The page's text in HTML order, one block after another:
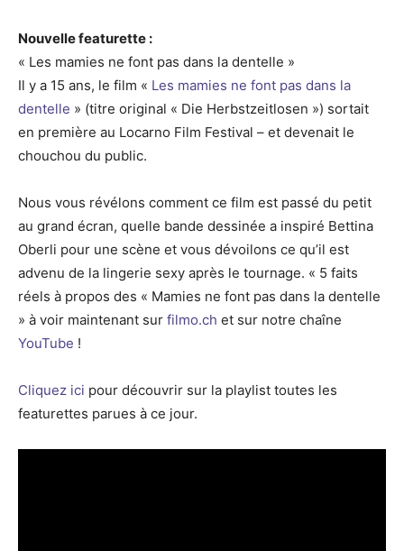
Nouvelle featurette :
« Les mamies ne font pas dans la dentelle »
Il y a 15 ans, le film « Les mamies ne font pas dans la
dentelle » (titre original « Die Herbstzeitlosen ») sortait
en première au Locarno Film Festival – et devenait le
chouchou du public.
Nous vous révélons comment ce film est passé du petit
au grand écran, quelle bande dessinée a inspiré Bettina
Oberli pour une scène et vous dévoilons ce qu’il est
advenu de la lingerie sexy après le tournage. « 5 faits
réels à propos des « Mamies ne font pas dans la dentelle
» à voir maintenant sur filmo.ch et sur notre chaîne
YouTube !
Cliquez ici pour découvrir sur la playlist toutes les
featurettes parues à ce jour.